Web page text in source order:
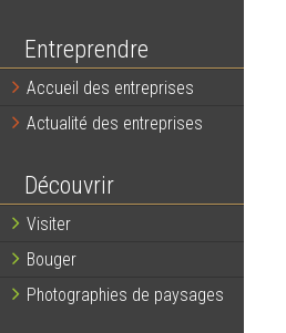
Entreprendre
Accueil des entreprises
Actualité des entreprises
Découvrir
Visiter
Bouger
Photographies de paysages